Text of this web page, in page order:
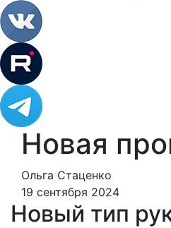
Новая
Ольга Стаценко
19 сентября 2024
Новый тип